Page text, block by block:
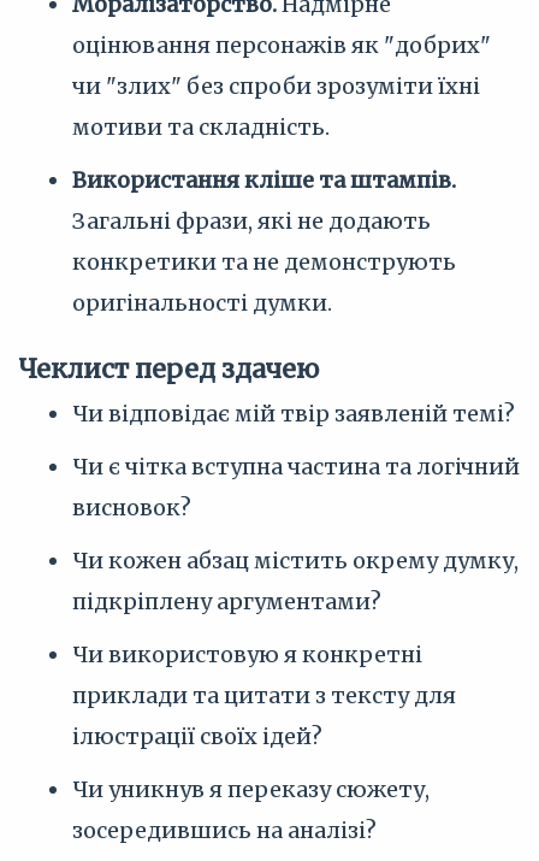
оцінювання персонажів як "добрих"
чи "злих" без спроби зрозуміти їхні
мотиви та складність.
Використання кліше та штампів.
Загальні фрази, які не додають
конкретики та не демонструють
оригінальності думки.
Чеклист перед здачею
Чи відповідає мій твір заявленій темі?
Чи є чітка вступна частина та логічний
висновок?
Чи кожен абзац містить окрему думку,
підкріплену аргументами?
Чи використовую я конкретні
приклади та цитати з тексту для
ілюстрації своїх ідей?
Чи уникнув я переказу сюжету,
зосередившись на аналізі?